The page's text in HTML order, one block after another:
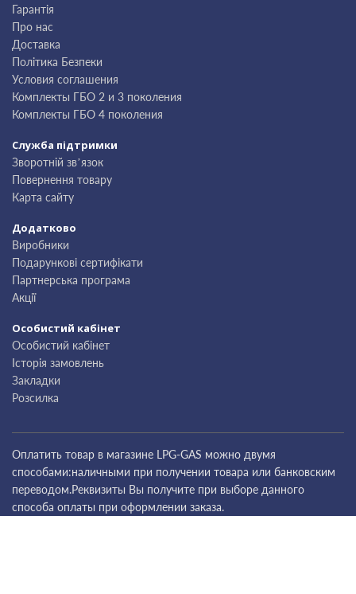
Гарантія
Про нас
Доставка
Політика Безпеки
Условия соглашения
Комплекты ГБО 2 и 3 поколения
Комплекты ГБО 4 поколения
Служба підтримки
Зворотній зв’язок
Повернення товару
Карта сайту
Додатково
Виробники
Подарункові сертифікати
Партнерська програма
Акції
Особистий кабінет
Особистий кабінет
Історія замовлень
Закладки
Розсилка
Оплатить товар в магазине LPG-GAS можно двумя
способами:наличными при получении товара или банковским
переводом.Реквизиты Вы получите при выборе данного
способа оплаты при оформлении заказа.